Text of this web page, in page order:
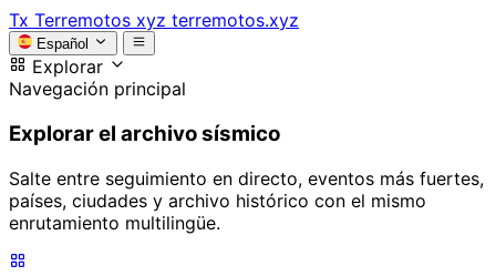
Tx Terremotos xyz terremotos.xyz
Español
Explorar
Navegación principal
Explorar el archivo sísmico
Salte entre seguimiento en directo, eventos más fuertes,
países, ciudades y archivo histórico con el mismo
enrutamiento multilingüe.